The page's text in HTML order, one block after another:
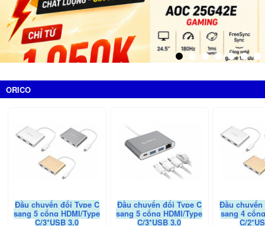
ORICO
Đầu chuyển đổi Type C
sang 5 cổng HDMI/Type
C/3*USB 3.0
Đầu chuyển đổi Type C
sang 5 cổng HDMI/Type
C/3*USB 3.0
Đầu chuyển
sang 4
C/